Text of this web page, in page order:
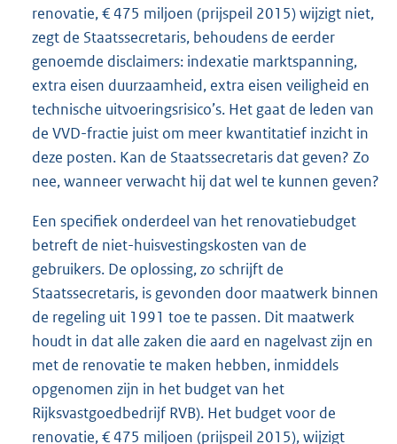
renovatie, € 475 miljoen (prijspeil 2015) wijzigt niet,
zegt de Staatssecretaris, behoudens de eerder
genoemde disclaimers: indexatie marktspanning,
extra eisen duurzaamheid, extra eisen veiligheid en
technische uitvoeringsrisico’s. Het gaat de leden van
de VVD-fractie juist om meer kwantitatief inzicht in
deze posten. Kan de Staatssecretaris dat geven? Zo
nee, wanneer verwacht hij dat wel te kunnen geven?
Een specifiek onderdeel van het renovatiebudget
betreft de niet-huisvestingskosten van de
gebruikers. De oplossing, zo schrijft de
Staatssecretaris, is gevonden door maatwerk binnen
de regeling uit 1991 toe te passen. Dit maatwerk
houdt in dat alle zaken die aard en nagelvast zijn en
met de renovatie te maken hebben, inmiddels
opgenomen zijn in het budget van het
Rijksvastgoedbedrijf RVB). Het budget voor de
renovatie, € 475 miljoen (prijspeil 2015), wijzigt